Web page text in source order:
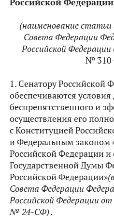
(наименование статьи
Совета Федерации
Российской
№
1. Сенатору Российской
обеспечиваются условия
беспрепятственного и
осуществления его
с Конституцией
и Федеральным законом
Российской Федерации и
Государственной Думы
Российской Федерации»
Совета Федерации
Российской Федерации от
№ 24-СФ) .